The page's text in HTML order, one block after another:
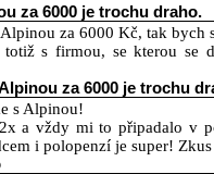
za 6000 je trochu draho.
za 6000 Kč, tak bych
totiž s firmou, se kterou se
za 6000 je trochu
s Alpinou!
a vždy mi to připadalo v
i polopenzí je super!